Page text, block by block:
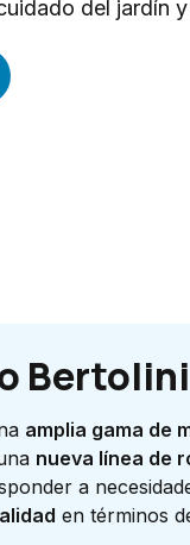
del jardín
amplia gama de
nueva línea de
a
en términos